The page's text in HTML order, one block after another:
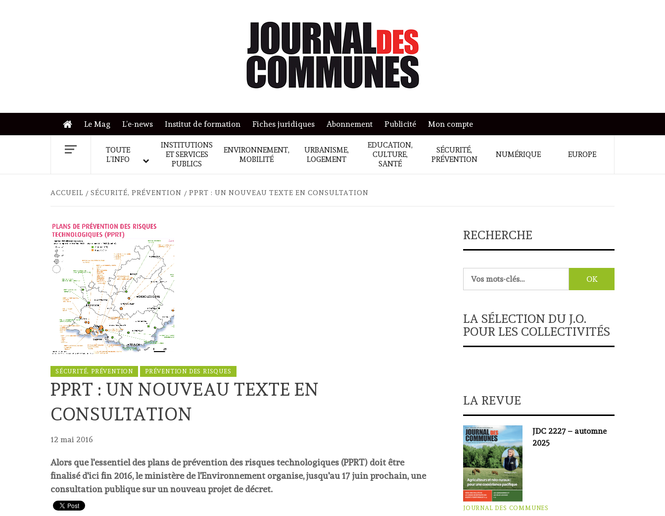
Le Mag L’e-news Institut de formation Fiches juridiques Abonnement Publicité Mon compte
TOUTE
L’INFO
INSTITUTIONS
ET SERVICES
PUBLICS
ENVIRONNEMENT,
MOBILITÉ
URBANISME,
LOGEMENT
EDUCATION,
CULTURE,
SANTÉ
SÉCURITÉ,
PRÉVENTION
NUMÉRIQUE EUROPE
ACCUEIL SÉCURITÉ, PRÉVENTION PPRT : UN NOUVEAU TEXTE EN CONSULTATION
SÉCURITÉ, PRÉVENTION PRÉVENTION DES RISQUES
PPRT : UN NOUVEAU TEXTE EN
CONSULTATION
12 mai 2016
Alors que l'essentiel des plans de prévention des risques technologiques (PPRT) doit être
finalisé d'ici fin 2016, le ministère de l'Environnement organise, jusqu'au 17 juin prochain, une
consultation publique sur un nouveau projet de décret.
RECHERCHE
LA SÉLECTION DU J.O.
POUR LES COLLECTIVITÉS
LA REVUE
JDC 2227 – automne
2025
JOURNAL DES COMMUNES